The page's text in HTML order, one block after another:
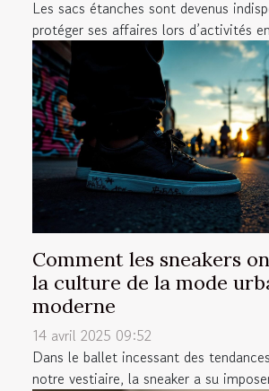
Les sacs étanches sont devenus
protéger ses affaires lors d’activités
Comment les sneakers
la culture de la mode
moderne
14 avril 2025 09:52
Dans le ballet incessant des
notre vestiaire, la sneaker a su